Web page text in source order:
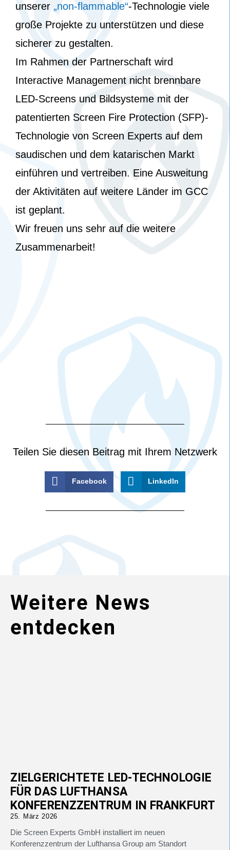
unserer „non-flammable“-Technologie viele
große Projekte zu unterstützen und diese
sicherer zu gestalten.
Im Rahmen der Partnerschaft wird
Interactive Management nicht brennbare
LED-Screens und Bildsysteme mit der
patentierten Screen Fire Protection (SFP)-
Technologie von Screen Experts auf dem
saudischen und dem katarischen Markt
einführen und vertreiben. Eine Ausweitung
der Aktivitäten auf weitere Länder im GCC
ist geplant.
Wir freuen uns sehr auf die weitere
Zusammenarbeit!
Teilen Sie diesen Beitrag mit Ihrem Netzwerk
Facebook LinkedIn
Weitere News
entdecken
ZIELGERICHTETE LED-TECHNOLOGIE
FÜR DAS LUFTHANSA
KONFERENZZENTRUM IN FRANKFURT
25. März 2026
Die Screen Experts GmbH installiert im neuen
Konferenzzentrum der Lufthansa Group am Standort